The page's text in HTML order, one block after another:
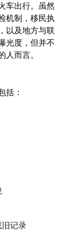
车出行。虽然
机制，移民执
以及地方与联
光度，但并不
而言。
括：
旧记录